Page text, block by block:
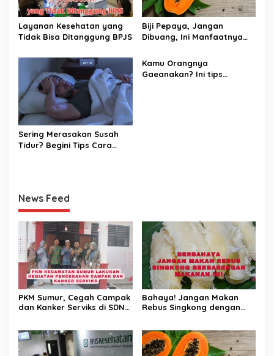
Layanan Kesehatan yang
Tidak Bisa Ditanggung BPJS
Biji Pepaya, Jangan
Dibuang, Ini Manfaatnya
Sering Merasakan Susah
Tidur? Begini Tips Cara
Kamu Orangnya
Gaeanakan? Ini tips
News Feed
PKM Sumur, Cegah Campak
dan Kanker Serviks di SDN
Bahaya! Jangan Makan
Rebus Singkong dengan